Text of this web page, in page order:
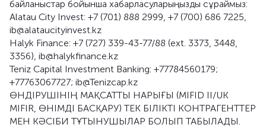
байланыстар бойынша хабарласуларыңызды сұраймыз:
Alatau City Invest: +7 (701) 888 2999, +7 (700) 686 7225,
ib@alataucityinvest.kz
Halyk Finance: +7 (727) 339-43-77/88 (ext. 3373, 3448,
3356), ib@halykfinance.kz
Teniz Capital Investment Banking: +77784560179;
+77763067727; ib@Tenizcap.kz
ӨНДІРУШІНІҢ МАҚСАТТЫ НАРЫҒЫ (MIFID II/UK
MIFIR, ӨНІМДІ БАСҚАРУ) ТЕК БІЛІКТІ КОНТРАГЕНТТЕР
МЕН КӘСІБИ ТҰТЫНУШЫЛАР БОЛЫП ТАБЫЛАДЫ.